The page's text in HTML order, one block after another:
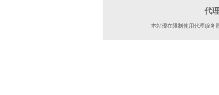
代
本站现在限制使用代理服务